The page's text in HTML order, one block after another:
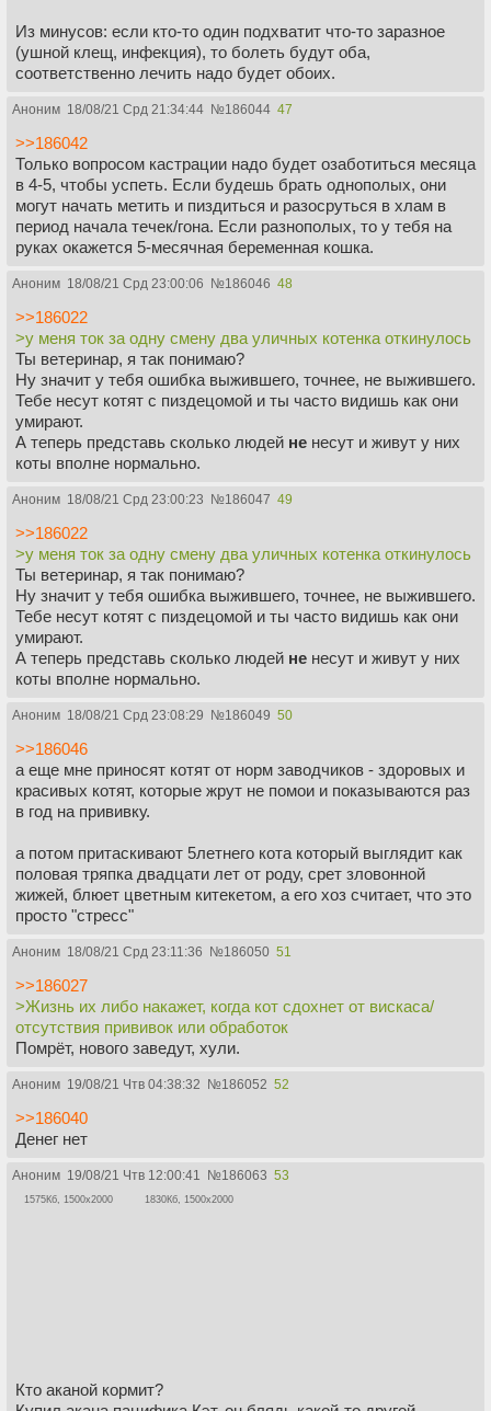
Из минусов: если кто-то один подхватит что-то заразное
(ушной клещ, инфекция), то болеть будут оба,
соответственно лечить надо будет обоих.
Аноним 18/08/21 Срд 21:34:44 №186044 47
>>186042
Только вопросом кастрации надо будет озаботиться месяца
в 4-5, чтобы успеть. Если будешь брать однополых, они
могут начать метить и пиздиться и разосруться в хлам в
период начала течек/гона. Если разнополых, то у тебя на
руках окажется 5-месячная беременная кошка.
Аноним 18/08/21 Срд 23:00:06 №186046 48
>>186022
>у меня ток за одну смену два уличных котенка откинулось
Ты ветеринар, я так понимаю?
Ну значит у тебя ошибка выжившего, точнее, не выжившего.
Тебе несут котят с пиздецомой и ты часто видишь как они
умирают.
А теперь представь сколько людей не несут и живут у них
коты вполне нормально.
Аноним 18/08/21 Срд 23:00:23 №186047 49
>>186022
>у меня ток за одну смену два уличных котенка откинулось
Ты ветеринар, я так понимаю?
Ну значит у тебя ошибка выжившего, точнее, не выжившего.
Тебе несут котят с пиздецомой и ты часто видишь как они
умирают.
А теперь представь сколько людей не несут и живут у них
коты вполне нормально.
Аноним 18/08/21 Срд 23:08:29 №186049 50
>>186046
а еще мне приносят котят от норм заводчиков - здоровых и
красивых котят, которые жрут не помои и показываются раз
в год на прививку.
а потом притаскивают 5летнего кота который выглядит как
половая тряпка двадцати лет от роду, срет зловонной
жижей, блюет цветным китекетом, а его хоз считает, что это
просто "стресс"
Аноним 18/08/21 Срд 23:11:36 №186050 51
>>186027
>Жизнь их либо накажет, когда кот сдохнет от вискаса/
отсутствия прививок или обработок
Помрёт, нового заведут, хули.
Аноним 19/08/21 Чтв 04:38:32 №186052 52
>>186040
Денег нет
Аноним 19/08/21 Чтв 12:00:41 №186063 53
1575Кб, 1500x2000 1830Кб, 1500x2000
Кто аканой кормит?